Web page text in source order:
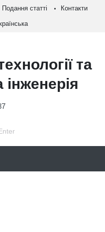
Подання статті Контакти
та